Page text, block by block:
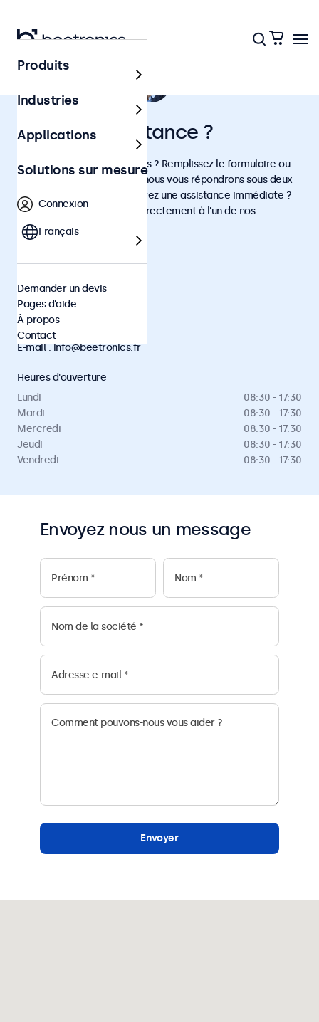
Besoin d'assistance ?
Des questions sur nos écrans ? Remplissez le formulaire ou
envoyez-nous un e-mail, et nous vous répondrons sous deux
heures ouvrées. Vous préférez une assistance immédiate ?
Appelez-nous pour parler directement à l’un de nos
spécialistes.
75 Boulevard Haussmann
75008 Paris
Téléphone :
E-mail :info@beetronics.fr
Heures d'ouverture
Lundi
08:30 - 17:30
Mardi
08:30 - 17:30
Mercredi
08:30 - 17:30
Jeudi
08:30 - 17:30
Vendredi
08:30 - 17:30
Envoyez nous un message
Envoyer
Produits
Industries
Applications
Solutions sur mesure
Connexion
Français
Demander un devis
Pages d’aide
À propos
Contact